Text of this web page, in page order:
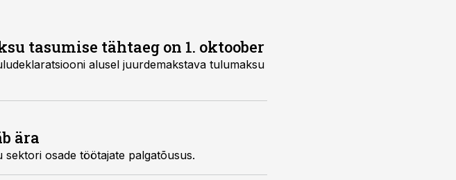
tasumise tähtaeg on 1. oktoober
alusel juurdemakstava tulumaksu
ära
osade töötajate palgatõusus.